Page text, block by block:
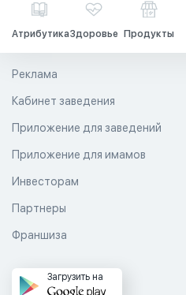
АтрибутикаЗдоровье Продукты
Реклама
Кабинет заведения
Приложение для заведений
Приложение для имамов
Инвесторам
Партнеры
Франшиза
Загрузить на